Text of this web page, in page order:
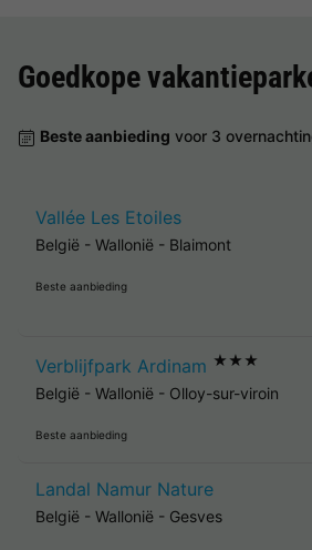
Goedkope
Beste aanbieding voor 3
Vallée Les Etoiles
België - Wallonië - Blaimont
Beste aanbieding
Verblijfpark Ardinam ★★★
België - Wallonië - Olloy-sur-viroin
Beste aanbieding
Landal Namur Nature
België - Wallonië - Gesves